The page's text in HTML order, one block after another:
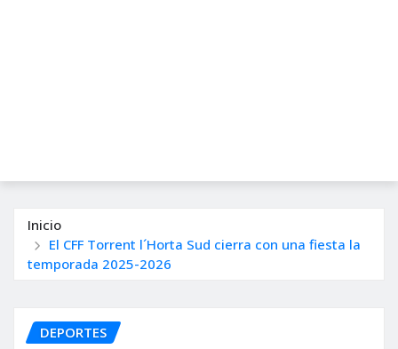
Inicio
El CFF Torrent l´Horta Sud cierra con una fiesta la
temporada 2025-2026
DEPORTES